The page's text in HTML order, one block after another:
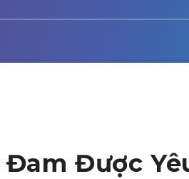
Đam Được